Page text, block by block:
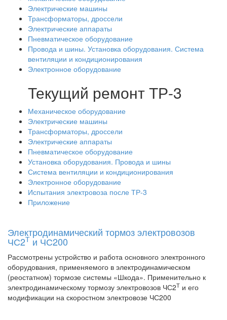
Электрические машины
Трансформаторы, дроссели
Электрические аппараты
Пневматическое оборудование
Провода и шины. Установка оборудования. Система
вентиляции и кондиционирования
Электронное оборудование
Текущий ремонт ТР-3
Механическое оборудование
Электрические машины
Трансформаторы, дроссели
Электрические аппараты
Пневматическое оборудование
Установка оборудования. Провода и шины
Система вентиляции и кондиционирования
Электронное оборудование
Испытания электровоза после ТР-3
Приложение
Электродинамический тормоз электровозов
ЧС2Т и ЧС200
Рассмотрены устройство и работа основного электронного
оборудования, применяемого в электродинамическом
(реостатном) тормозе системы «Шкода». Применительно к
электродинамическому тормозу электровозов ЧС2Т и его
модификации на скоростном электровозе ЧС200